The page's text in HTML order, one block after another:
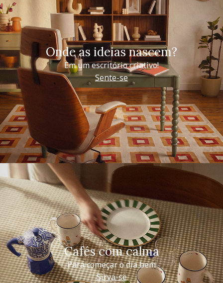
Onde as ideias nascem?
Em um escritório criativo!
Sente-se
Cafés com calma
Para começar o dia bem
Sirva-se